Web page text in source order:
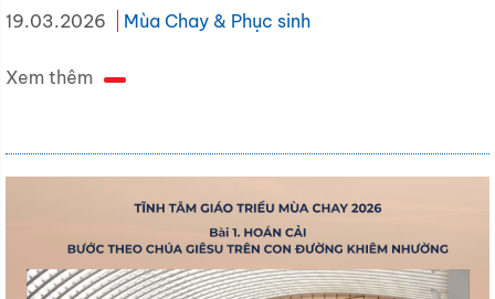
19.03.2026 Mùa Chay & Phục sinh
Xem thêm